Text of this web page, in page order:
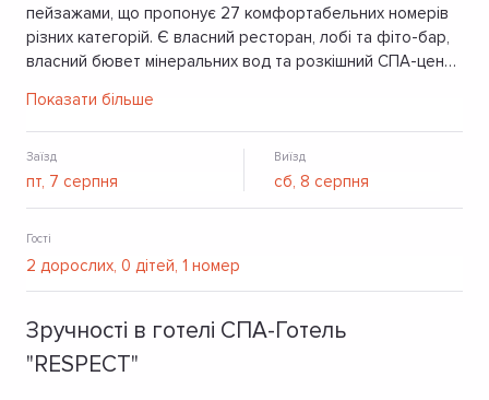
пейзажами, що пропонує 27 комфортабельних номерів
різних категорій. Є власний ресторан, лобі та фіто-бар,
власний бювет мінеральних вод та розкішний СПА-центр
різних заходів можна скористатись конференц-
сервісом.
Показати більше
Заїзд Виїзд
Гості
Зручності в готелі СПА-Готель
"RESPECT"